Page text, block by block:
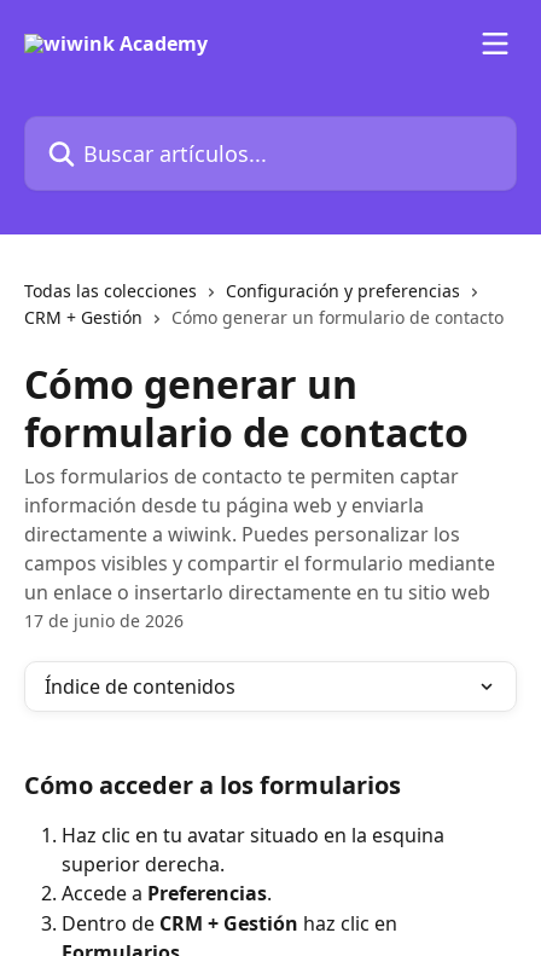
Buscar artículos...
Todas las colecciones
Configuración y preferencias
CRM + Gestión
Cómo generar un formulario de contacto
Cómo generar un
formulario de contacto
Los formularios de contacto te permiten captar
información desde tu página web y enviarla
directamente a wiwink. Puedes personalizar los
campos visibles y compartir el formulario mediante
un enlace o insertarlo directamente en tu sitio web
17 de junio de 2026
Índice de contenidos
Cómo acceder a los formularios
Haz clic en tu avatar situado en la esquina
superior derecha.
Accede a Preferencias.
Dentro de CRM + Gestión haz clic en